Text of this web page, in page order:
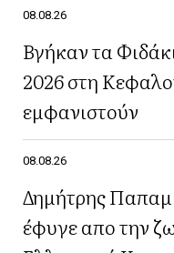
08.08.26
Βγήκαν τα
2026 στη
εμφανιστούν
08.08.26
Δημήτρης
έφυγε απο την